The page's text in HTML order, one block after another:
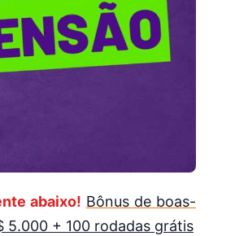
abaixo! Bônus de boas-
5.000 + 100 rodadas grátis